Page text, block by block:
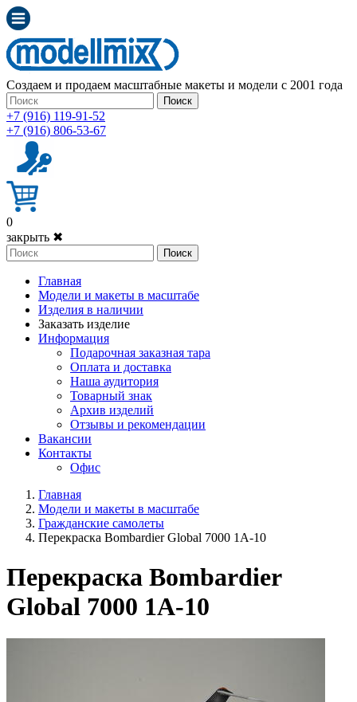
Создаем и продаем масштабные макеты и модели с 2001 года
Поиск
+7 (916) 119-91-52
+7 (916) 806-53-67
0
закрыть ✖
Поиск
Главная
Модели и макеты в масштабе
Изделия в наличии
Заказать изделие
Информация
Подарочная заказная тара
Оплата и доставка
Наша аудитория
Товарный знак
Архив изделий
Отзывы и рекомендации
Вакансии
Контакты
Офис
Главная
Модели и макеты в масштабе
Гражданские самолеты
Перекраска Bombardier Global 7000 1А-10
Перекраска Bombardier
Global 7000 1А-10